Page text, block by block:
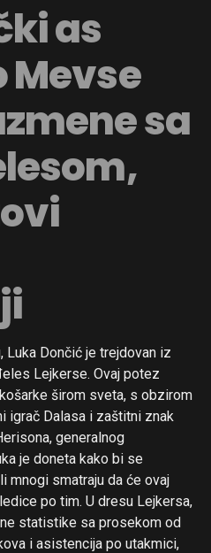
as
sa
Luka Dončić je trejdovan iz
Lejkerse. Ovaj potez
širom sveta, s obzirom
igrač Dalasa i zaštitni znak
generalnog
je doneta kako bi se
mnogi smatraju da će ovaj
po tim. U dresu Lejkersa,
statistike sa prosekom od
i asistencija po utakmici,